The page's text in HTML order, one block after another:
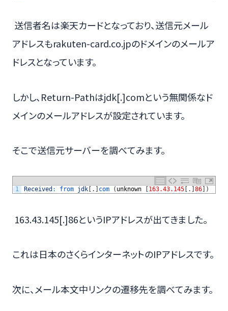
送信者名は楽天カードとなっており、送信元メール
アドレスもrakuten-card.co.jpのドメインのメールア
ドレスとなっています。
しかし、Return-Pathはjdk[.]comという無関係なド
メインのメールアドレスが設定されています。
そこで送信元サーバーを調べてみます。
1 Received : from jdk [ . ] com ( unknown [163.43.145 [ . ] 86] )
163.43.145[.]86というIPアドレスが出てきました。
これは日本のさくらインターネットのIPアドレスです。
次に、メール本文中リンクの遷移先を調べてみます。